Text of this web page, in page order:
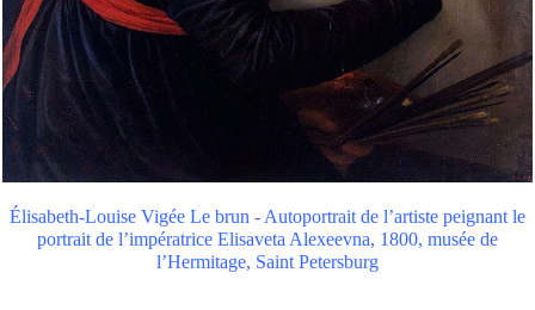
Élisabeth-Louise Vigée Le brun - Autoportrait de l’artiste peignant le
portrait de l’impératrice Elisaveta Alexeevna, 1800, musée de
l’Hermitage, Saint Petersburg